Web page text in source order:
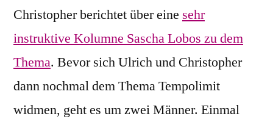
Christopher berichtet über eine sehr
instruktive Kolumne Sascha Lobos zu dem
Thema. Bevor sich Ulrich und Christopher
dann nochmal dem Thema Tempolimit
widmen, geht es um zwei Männer. Einmal